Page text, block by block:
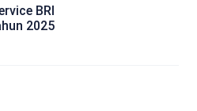
BRI
2025